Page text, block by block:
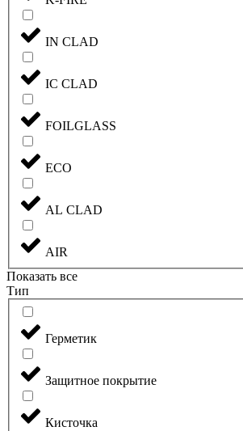
IN CLAD
IC CLAD
FOILGLASS
ECO
AL CLAD
AIR
Показать все
Тип
Герметик
Защитное покрытие
Кисточка